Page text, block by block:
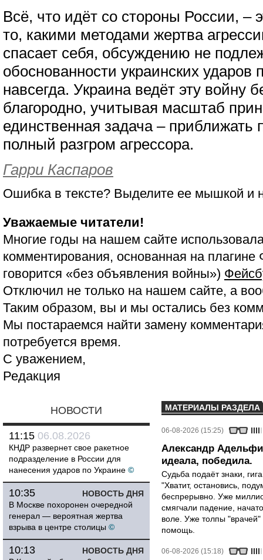
Всё, что идёт со стороны России, –
то, какими методами жертва
спасает себя, обсуждению не
обоснованности украинских ударов
навсегда. Украина ведёт эту войну
благородно, учитывая масштаб
единственная задача – приближать
полный разгром агрессора.
Гарри Каспаров
Ошибка в тексте? Выделите ее мышкой и
Уважаемые читатели!
Многие годы на нашем сайте
комментирования, основанная на
говорится «без объявления войны»)
Отключил не только на нашем сайте, а
Таким образом, вы и мы остались без
Мы постараемся найти замену
потребуется время.
С уважением,
Редакция
НОВОСТИ
11:15 06.08.2026
КНДР развернет свое ракетное
подразделение в России для
нанесения ударов по Украине ©
НОВОСТЬ ДНЯ
10:35
В Москве похоронен очередной
генерал — вероятная жертва
взрыва в центре столицы ©
НОВОСТЬ ДНЯ
10:13
МАТЕРИАЛЫ РАЗДЕЛА
06-08-2026 (15:25)
Александр
идеала, победила.
Судьба подаёт знаки,
"Хватит, остановись,
беспрерывно. Уже
смягчали падение,
воле. Уже толпы
помощь.
06-08-2026 (15:18)